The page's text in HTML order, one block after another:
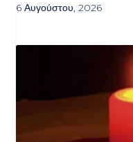
6 Αυγούστου, 2026